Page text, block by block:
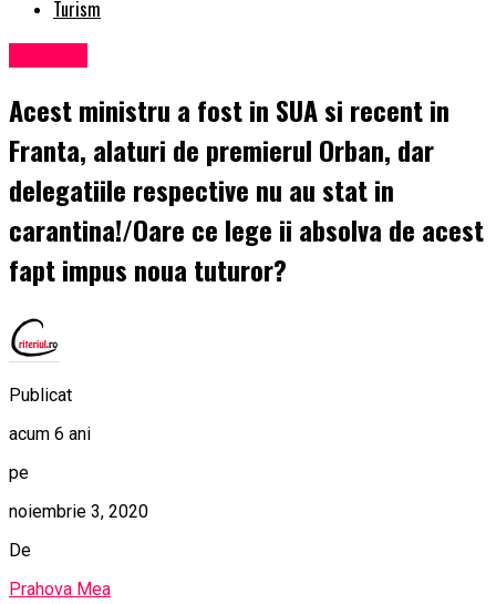
Turism
Acest ministru a fost in SUA si recent in
Franta, alaturi de premierul Orban, dar
delegatiile respective nu au stat in
carantina!/Oare ce lege ii absolva de acest
fapt impus noua tuturor?
Publicat
acum 6 ani
pe
noiembrie 3, 2020
De
Prahova Mea